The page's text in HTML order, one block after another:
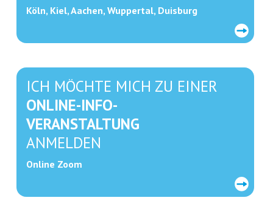
Köln, Kiel, Aachen, Wuppertal, Duisburg
ICH MÖCHTE MICH ZU EINER
ONLINE-INFO-
VERANSTALTUNG
ANMELDEN
Online Zoom